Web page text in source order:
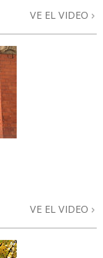
VE EL VIDEO
VE EL VIDEO